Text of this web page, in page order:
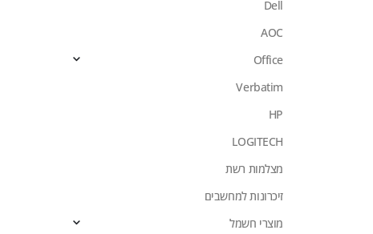
Dell
AOC
Office
Verbatim
HP
LOGITECH
מצלמות רשת
זיכרונות למחשבים
מוצרי חשמל